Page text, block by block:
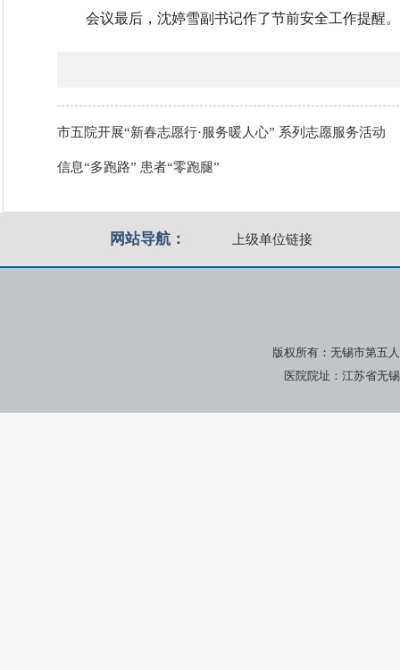
会议最后，沈婷雪副书记作了节前安全工作提醒
市五院开展“新春志愿行·服务暖人心” 系列志愿服务活动
信息“多跑路” 患者“零跑腿”
网站导航： 上级单位链接
版权所有：无锡市第五
医院院址：江苏省无